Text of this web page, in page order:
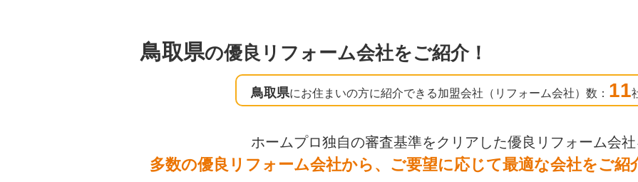
鳥取県の優良リフォーム会社をご紹介！
鳥取県にお住まいの方に紹介できる加盟会社（リフォーム会社）数： 11
ホームプロ独自の審査基準をクリアした優良リフォーム会社
多数の優良リフォーム会社から、ご要望に応じて最適な会社をご紹